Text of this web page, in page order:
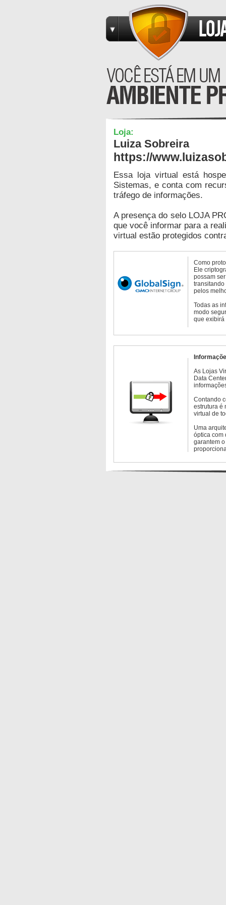
Loja:
Luiza Sobreira
https://
Essa loja virtual está
Sistemas, e conta com
tráfego de informações.
A presença do selo LOJA
que você informar para a
virtual estão protegidos
Como
Ele
possam
transitando
pelos
Todas as
modo
que exibirá
As Lojas
Data
Contando
estrutura é
virtual de
Uma
óptica com
garantem